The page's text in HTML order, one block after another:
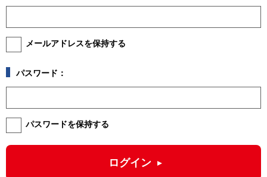
メールアドレスを保持する
パスワード：
パスワードを保持する
ログイン